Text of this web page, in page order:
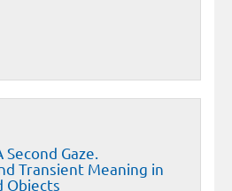
Gaze.
Transient Meaning in
Objects